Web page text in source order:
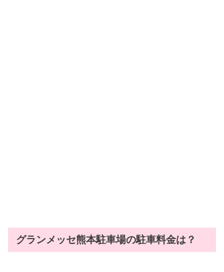
グランメッセ熊本駐車場の駐車料金は？